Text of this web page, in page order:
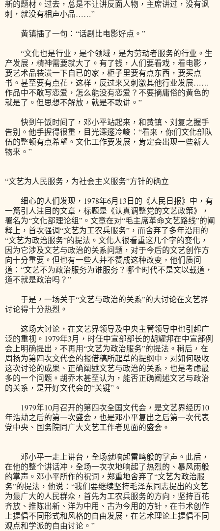
新的题材。过去，总是不让讲反面人物，主席讲过，没有讽
刺，就没有相声小品……”
黄镇插了一句：“话剧比电影好点。”
“文化也是行业，是个领域，是为劳动者服务的行业。生
产发展，精神需要就大了。有了钱，人们要看戏，看电影，
要艺术品装潢一下自已的家，柜子里要有点东西，要买点
书。甚至要有点花，这样，反过来又刺激其他行业发展……
作品中不敢写恋爱，怎么能没有恋爱？不要摘庸俗的黄色的
就是了。但思想不解放，就是不敢讲。”
快到午饭时间了，邓小平站起来，和黄镇、刘复之握手
告别。他手握得很重，目光深邃冷峻：“看来，你们文化部队
伍的整顿有点希望。文化工作要发展，肯定会出现一些新人
物来。”
“文艺为人民服务，为社会主义服务”方针的确立
细心的人们发现，1978年6月13日的《人民日报》中，有
一篇引人注目的文章，标题是《认真调整党的文艺政策》，
署名为“文化部理论组”。文章在对“毛主席革命文艺路线”的阐
释上，首次强调“文艺为工农兵服务”，而舍弃了多年沿用的
“文艺为政治服务”的提法。文化人很看重这几个字的变化，
因为它涉及文艺与政治的关系问题，对于今后的文艺创作方
向十分重要。但也有一些人并不赞成这种改变，他们质问
道：“文艺不为政治服务为谁服务？哪个时代不是文以载道，
道不就是政治吗？”
于是，一场关于“文艺与政治的关系”的大讨论在文艺界
讨论得十分热烈。
这场大讨论，在文艺界领导及中央主管领导中也引起广
泛的重视。1979年3月，时任中宣部部长的胡耀邦在中宣部例
会上明确提出，不再用“文艺为政治服务”的提法。稍后，在
周扬为第四次文代会的报借稿所起草的提纲中，对如何吸收
这次讨论的成果、正确阐述文艺与政治的关系，也是考虑最
多的一个问题。胡乔木甚至认为，能否正确阐述文艺与政治
的关系，是开好文代会的“关键”。
1979年10月召开的第四次全国文代会，是文艺界经历10
年浩劫之后的第一次盛会，也是邓小平复出之后第一次代表
党中央、国务院同广大文艺工作者见面的盛会。
邓小平一走上讲台，全场就响起雷鸣般的掌声。此后，
在他的整个讲话冲，全场一次次地响起了热烈的、暴风雨般
的掌声。邓小平所作的祝词，郑重地舍弃了“文艺为政治服
务”的提法，他说：“我们要继续坚持毛泽东同志提出的文艺
为最广大的人民群众，首先为工农兵服务的方向，坚持百花
齐放、推陈出新、洋为中用、古为今用的方针，在节术创作
上提倡不同形式和风格的自由发展，在艺术理论上提倡不同
观点和学派的自由讨论。”